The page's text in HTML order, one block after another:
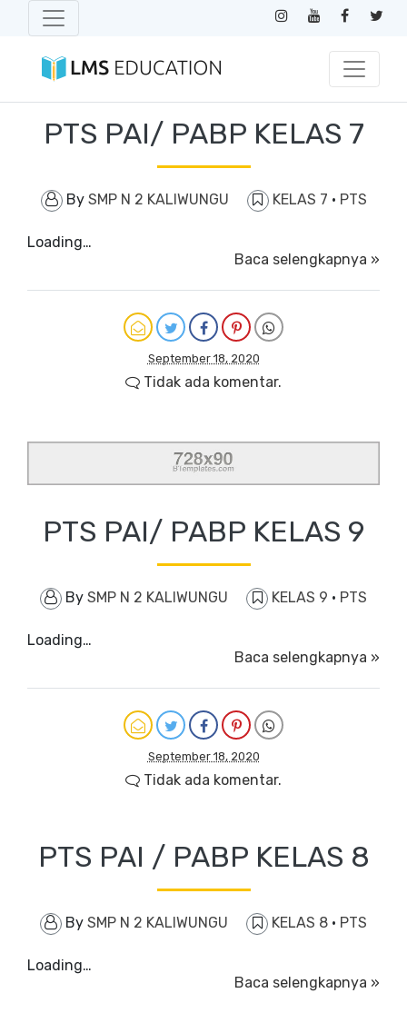
PTS PAI/ PABP KELAS 7
By SMP N 2 KALIWUNGU KELAS 7 · PTS
Loading…
Baca selengkapnya »
September 18, 2020
Tidak ada komentar.
PTS PAI/ PABP KELAS 9
By SMP N 2 KALIWUNGU KELAS 9 · PTS
Loading…
Baca selengkapnya »
September 18, 2020
Tidak ada komentar.
PTS PAI / PABP KELAS 8
By SMP N 2 KALIWUNGU KELAS 8 · PTS
Loading…
Baca selengkapnya »